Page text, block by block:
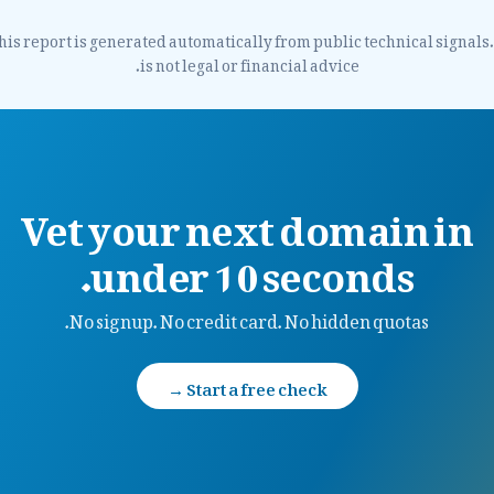
report is generated automatically from public technical
is not legal or financial advice.
Vet your next domain in
under 10 seconds.
No signup. No credit card. No hidden quotas.
Start a free check →